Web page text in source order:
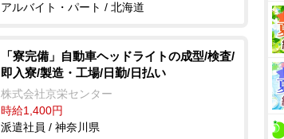
アルバイト・パート / 北海道
「寮完備」自動車ヘッドライトの成型/検査/
即入寮/製造・工場/日勤/日払い
株式会社京栄センター
時給1,400円
派遣社員 / 神奈川県